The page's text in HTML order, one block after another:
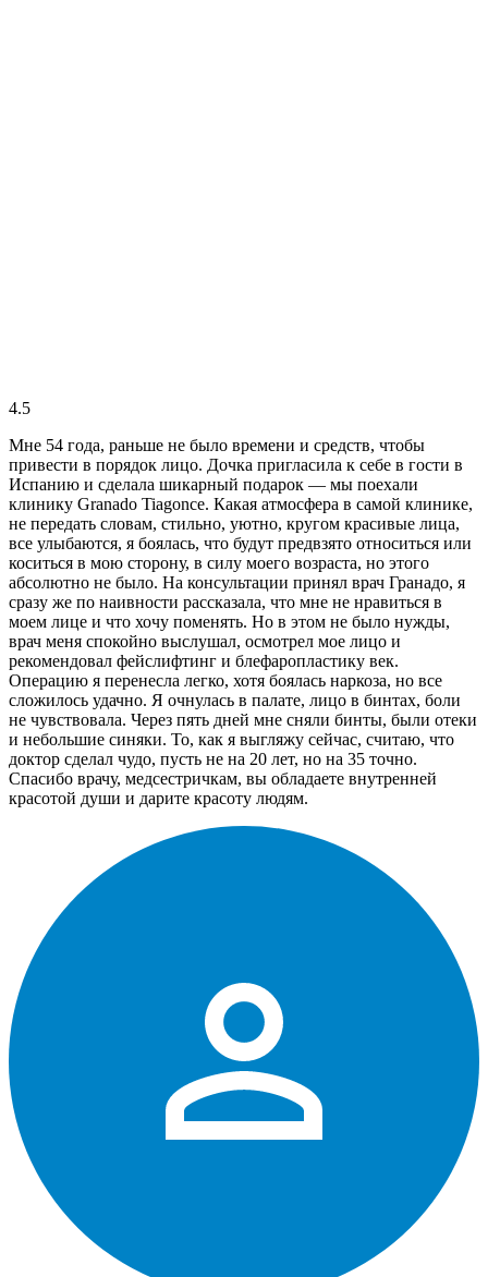
4.5
Мне 54 года, раньше не было времени и средств, чтобы
привести в порядок лицо. Дочка пригласила к себе в гости в
Испанию и сделала шикарный подарок — мы поехали
клинику Granado Tiagonce. Какая атмосфера в самой клинике,
не передать словам, стильно, уютно, кругом красивые лица,
все улыбаются, я боялась, что будут предвзято относиться или
коситься в мою сторону, в силу моего возраста, но этого
абсолютно не было. На консультации принял врач Гранадо, я
сразу же по наивности рассказала, что мне не нравиться в
моем лице и что хочу поменять. Но в этом не было нужды,
врач меня спокойно выслушал, осмотрел мое лицо и
рекомендовал фейслифтинг и блефаропластику век.
Операцию я перенесла легко, хотя боялась наркоза, но все
сложилось удачно. Я очнулась в палате, лицо в бинтах, боли
не чувствовала. Через пять дней мне сняли бинты, были отеки
и небольшие синяки. То, как я выгляжу сейчас, считаю, что
доктор сделал чудо, пусть не на 20 лет, но на 35 точно.
Спасибо врачу, медсестричкам, вы обладаете внутренней
красотой души и дарите красоту людям.